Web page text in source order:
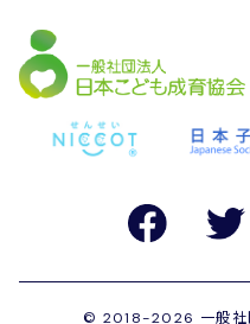
© 2018-2026 一般社